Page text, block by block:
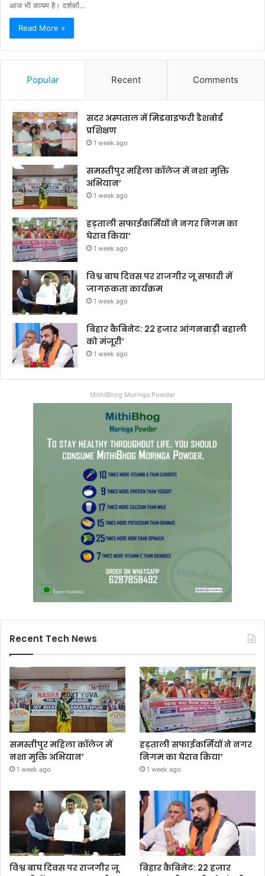
आज भी कायम है। दर्शकों…
Read More »
Popular Recent Comments
सदर अस्पताल में मिडवाइफरी डैशबोर्ड
प्रशिक्षण
1 week ago
समस्तीपुर महिला कॉलेज में नशा मुक्ति
अभियान’
1 week ago
हड़ताली सफाईकर्मियों ने नगर निगम का
घेराव किया’
1 week ago
विश्व बाघ दिवस पर राजगीर जू सफारी में
जागरूकता कार्यक्रम
1 week ago
बिहार कैबिनेट: 22 हजार आंगनबाड़ी बहाली
को मंजूरी’
1 week ago
MithiBhog Moringa Powder
Recent Tech News
समस्तीपुर महिला कॉलेज में
नशा मुक्ति अभियान’
1 week ago
हड़ताली सफाईकर्मियों ने नगर
निगम का घेराव किया’
1 week ago
विश्व बाघ दिवस पर राजगीर जू
बिहार कैबिनेट: 22 हजार